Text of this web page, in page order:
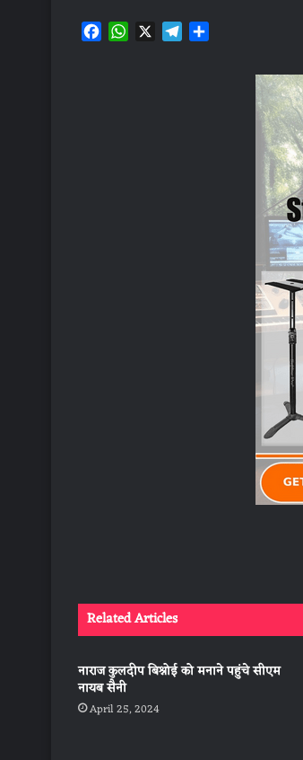
F W X T
Related Articles
नाराज कुलदीप बिश्नोई को मनाने पहुंचे सीएम
नायब सैनी
April 25, 2024